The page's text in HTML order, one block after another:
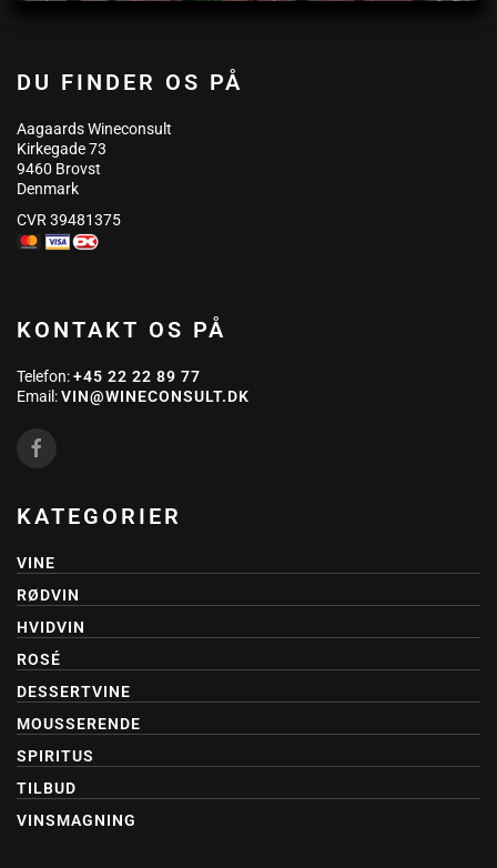
DU FINDER OS PÅ
Aagaards Wineconsult
Kirkegade 73
9460 Brovst
Denmark
CVR 39481375
KONTAKT OS PÅ
Telefon:+45 22 22 89 77
Email:VIN@WINECONSULT.DK
KATEGORIER
VINE
RØDVIN
HVIDVIN
ROSÉ
DESSERTVINE
MOUSSERENDE
SPIRITUS
TILBUD
VINSMAGNING